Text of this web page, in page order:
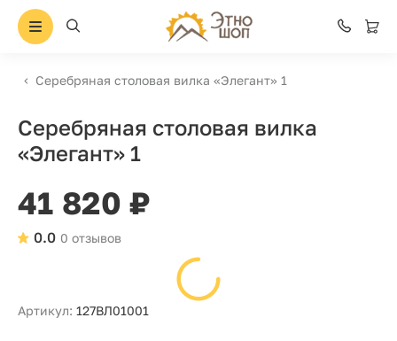
Серебряная столовая вилка «Элегант» 1
Серебряная столовая вилка
«Элегант» 1
41 820 ₽
0 отзывов
0.0
Артикул: 127ВЛ01001